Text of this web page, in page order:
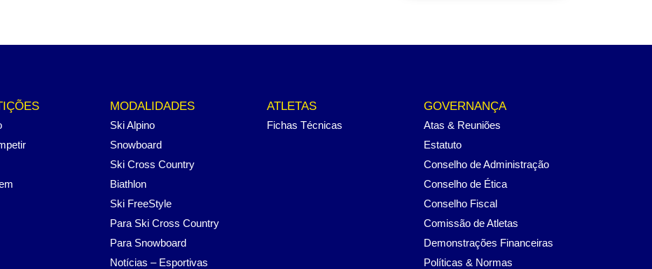
MODALIDADES
Ski Alpino
Snowboard
Ski Cross Country
Biathlon
Ski FreeStyle
Para Ski Cross Country
Para Snowboard
Notícias – Esportivas
ATLETAS
Fichas Técnicas
GOVERNANÇA
Atas & Reuniões
Estatuto
Conselho de Administração
Conselho de Ética
Conselho Fiscal
Comissão de Atletas
Demonstrações Financeiras
Políticas & Normas